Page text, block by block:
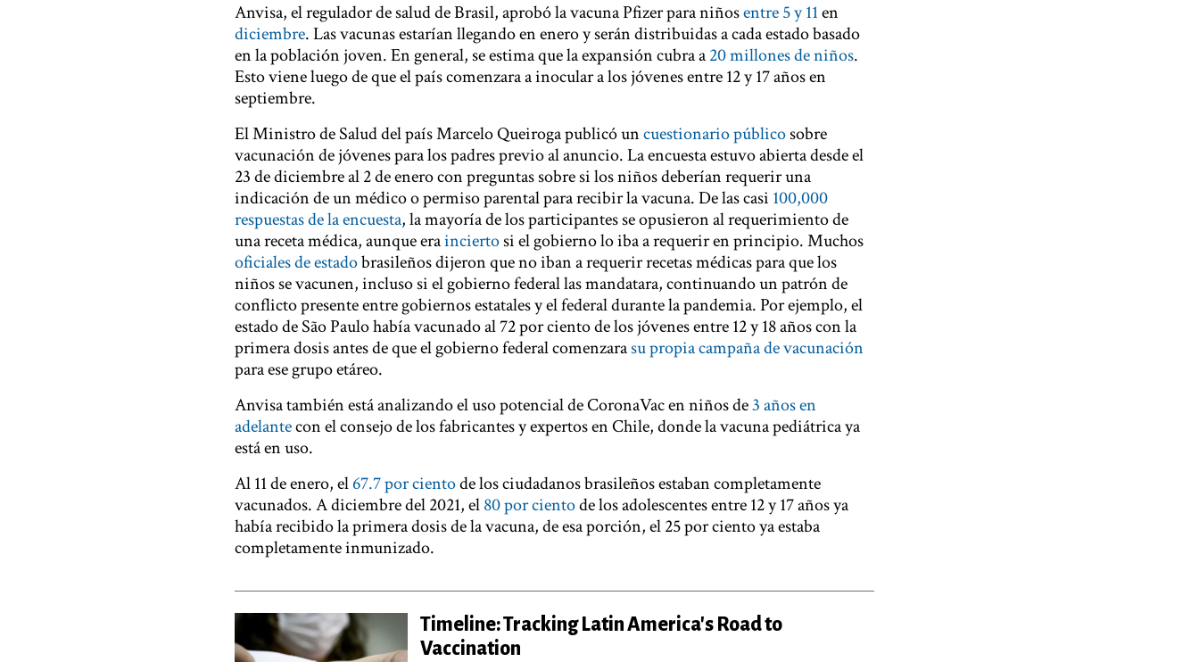
Anvisa, el regulador de salud de Brasil, aprobó la vacuna Pfizer para niñosentre 5 y 11en
diciembre. Las vacunas estarían llegando en enero y serán distribuidas a cada estado basado
en la población joven. En general, se estima que la expansión cubra a20 millones de niños.
Esto viene luego de que el país comenzara a inocular a los jóvenes entre 12 y 17 años en
septiembre.
El Ministro de Salud del país Marcelo Queiroga publicó uncuestionario públicosobre
vacunación de jóvenes para los padres previo al anuncio. La encuesta estuvo abierta desde el
23 de diciembre al 2 de enero con preguntas sobre si los niños deberían requerir una
indicación de un médico o permiso parental para recibir la vacuna. De las casi 100,000
respuestas de la encuesta, la mayoría de los participantes se opusieron al requerimiento de
una receta médica, aunque erainciertosi el gobierno lo iba a requerir en principio. Muchos
oficiales de estadobrasileños dijeron que no iban a requerir recetas médicas para que los
niños se vacunen, incluso si el gobierno federal las mandatara, continuando un patrón de
conflicto presente entre gobiernos estatales y el federal durante la pandemia. Por ejemplo, el
estado de São Paulo había vacunado al 72 por ciento de los jóvenes entre 12 y 18 años con la
primera dosis antes de que el gobierno federal comenzarasu propia campaña de vacunación
para ese grupo etáreo.
Anvisa también está analizando el uso potencial de CoronaVac en niños de3 años en
adelantecon el consejo de los fabricantes y expertos en Chile, donde la vacuna pediátrica ya
está en uso.
Al 11 de enero, el67.7 por cientode los ciudadanos brasileños estaban completamente
vacunados. A diciembre del 2021, el80 por cientode los adolescentes entre 12 y 17 años ya
había recibido la primera dosis de la vacuna, de esa porción, el 25 por ciento ya estaba
completamente inmunizado.
Timeline: Tracking Latin America's Road to
Vaccination